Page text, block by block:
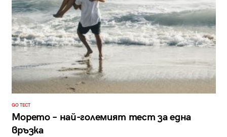
GO ТЕСТ
Морето – най-големият тест за една
връзка